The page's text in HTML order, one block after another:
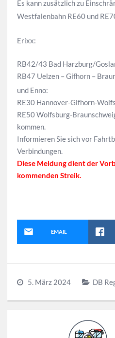
Es kann zusätzlich zu
Westfalenbahn RE60 und
Erixx:
RB42/43 Bad Harzburg/
RB47 Uelzen – Gifhorn –
und Enno:
RE30 Hannover-Gifhorn-
RE50 Wolfsburg-
kommen.
Informieren Sie sich vor
Verbindungen.
Diese Meldung dient der
kommenden Streik.
EMAIL
5. März 2024 DB